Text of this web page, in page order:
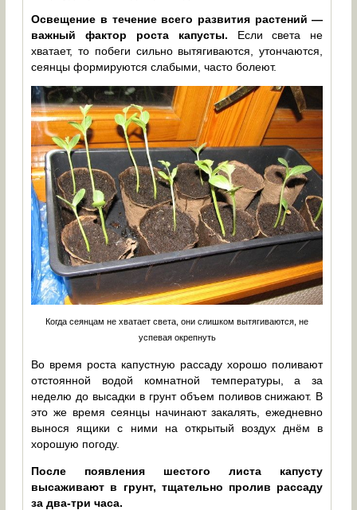
Освещение в течение всего развития растений —
важный фактор роста капусты. Если света не
хватает, то побеги сильно вытягиваются, утончаются,
сеянцы формируются слабыми, часто болеют.
Когда сеянцам не хватает света, они слишком вытягиваются, не
успевая окрепнуть
Во время роста капустную рассаду хорошо поливают
отстоянной водой комнатной температуры, а за
неделю до высадки в грунт объем поливов снижают. В
это же время сеянцы начинают закалять, ежедневно
вынося ящики с ними на открытый воздух днём в
хорошую погоду.
После появления шестого листа капусту
высаживают в грунт, тщательно пролив рассаду
за два-три часа.